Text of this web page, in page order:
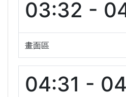
03:32 -
畫面區
04:31 -